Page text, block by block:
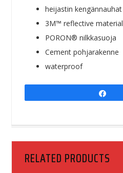
heijastin kengännauhat
3M™ reflective material
PORON® nilkkasuoja
Cement pohjarakenne
waterproof
RELATED PRODUCTS